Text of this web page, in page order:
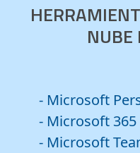
NUBE
- Microsoft
- Microsoft 365
- Microsoft